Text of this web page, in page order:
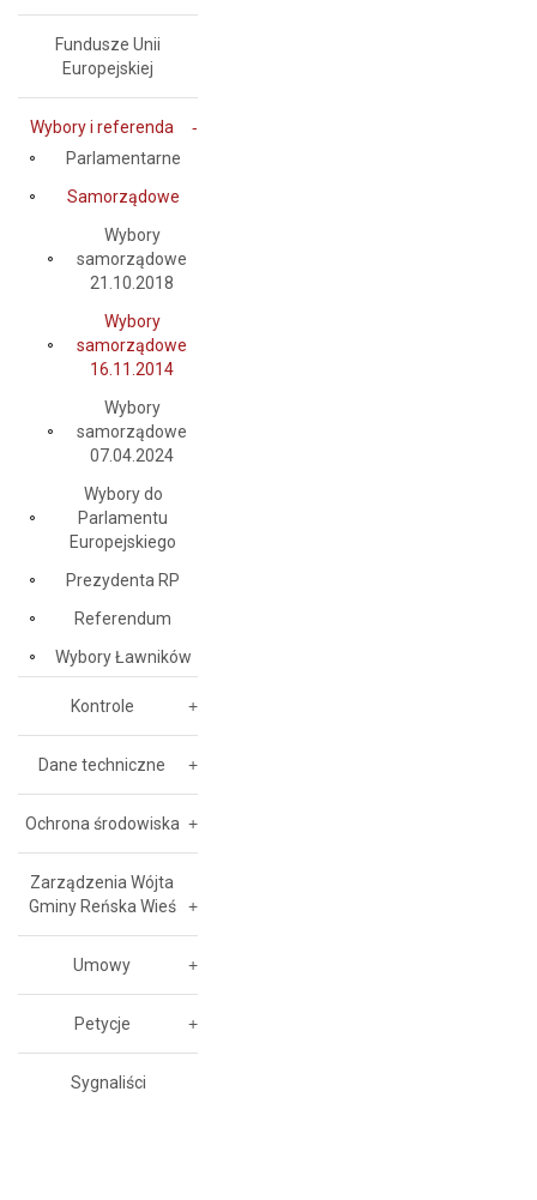
Fundusze Unii
Europejskiej
Wybory i referenda
Parlamentarne
Samorządowe
Wybory
samorządowe
21.10.2018
Wybory
samorządowe
16.11.2014
Wybory
samorządowe
07.04.2024
Wybory do
Parlamentu
Europejskiego
Prezydenta RP
Referendum
Wybory Ławników
Kontrole
Dane techniczne
Ochrona środowiska
Zarządzenia Wójta
Gminy Reńska Wieś
Umowy
Petycje
Sygnaliści